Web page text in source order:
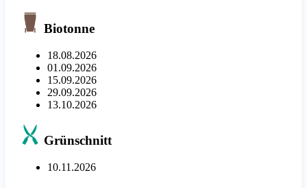
Biotonne
18.08.2026
01.09.2026
15.09.2026
29.09.2026
13.10.2026
Grünschnitt
10.11.2026